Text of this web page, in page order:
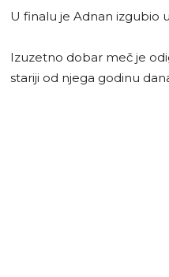
U finalu je Adnan izgubio
Izuzetno dobar meč je
stariji od njega godinu